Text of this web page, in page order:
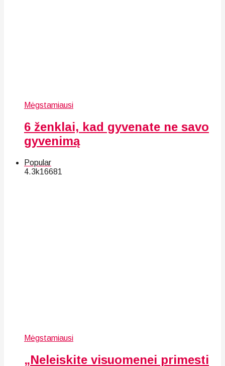
Mėgstamiausi
6 ženklai, kad gyvenate ne savo
gyvenimą
Popular
4.3k16681
Mėgstamiausi
„Neleiskite visuomenei primesti